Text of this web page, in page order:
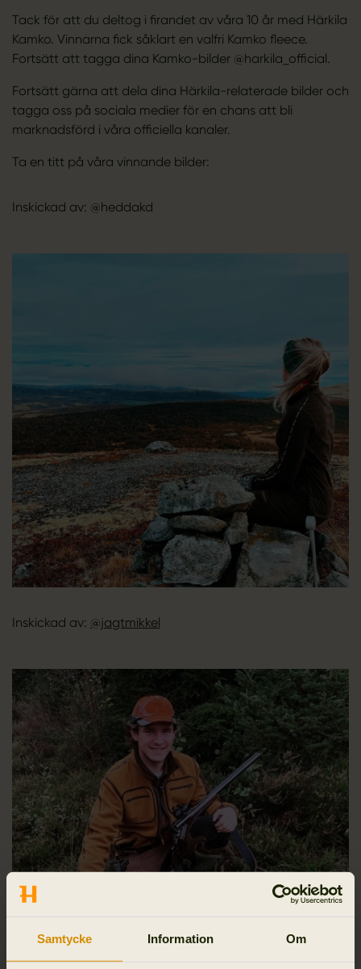
Samtycke Information Om
Tack för att du deltog i firandet av våra 10 år med Härkila
Kamko. Vinnarna fick såklart en valfri Kamko fleece.
Fortsätt att tagga dina Kamko-bilder @harkila_official.
Fortsätt gärna att dela dina Härkila-relaterade bilder och
tagga oss på sociala medier för en chans att bli
marknadsförd i våra officiella kanaler.
Ta en titt på våra vinnande bilder:
Inskickad av: @heddakd
Inskickad av: @jagtmikkel